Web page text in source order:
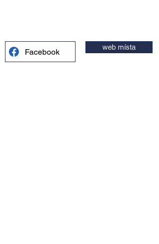
Facebook web místa